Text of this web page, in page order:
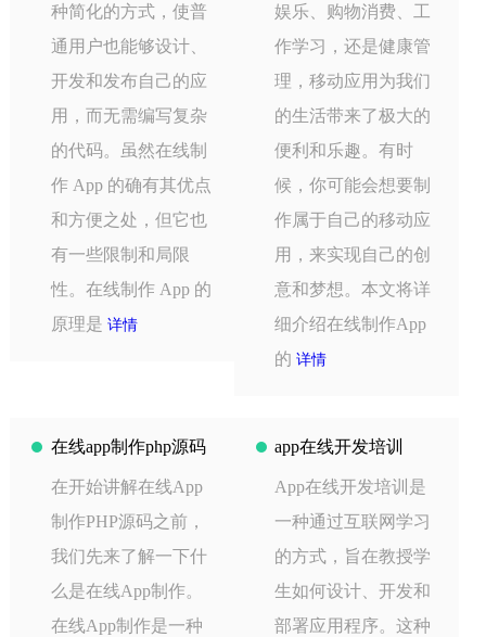
种简化的方式，使普
通用户也能够设计、
开发和发布自己的应
用，而无需编写复杂
的代码。虽然在线制
作 App 的确有其优点
和方便之处，但它也
有一些限制和局限
性。在线制作 App 的
原理是 详情
娱乐、购物消费、工
作学习，还是健康管
理，移动应用为我们
的生活带来了极大的
便利和乐趣。有时
候，你可能会想要制
作属于自己的移动应
用，来实现自己的创
意和梦想。本文将详
细介绍在线制作App
的详情
在线app制作php源码
在开始讲解在线App
制作PHP源码之前，
我们先来了解一下什
么是在线App制作。
在线App制作是一种
app在线开发培训
App在线开发培训是
一种通过互联网学习
的方式，旨在教授学
生如何设计、开发和
部署应用程序。这种